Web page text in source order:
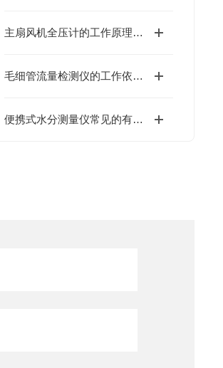
主扇风机全压计的工作原理基于流体力学中的伯努利方程
毛细管流量检测仪的工作依据是什么？
便携式水分测量仪常见的有卡尔·费休法和红外法两种